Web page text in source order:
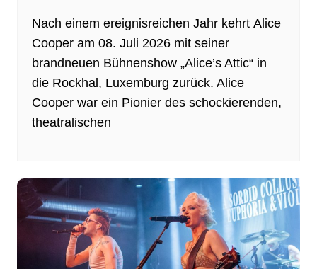
Nach einem ereignisreichen Jahr kehrt Alice
Cooper am 08. Juli 2026 mit seiner
brandneuen Bühnenshow „Alice’s Attic“ in
die Rockhal, Luxemburg zurück. Alice
Cooper war ein Pionier des schockierenden,
theatralischen